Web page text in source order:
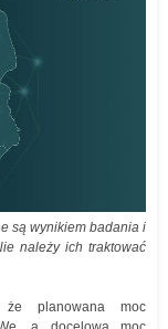
są wynikiem badania i
należy ich traktować
że planowana moc